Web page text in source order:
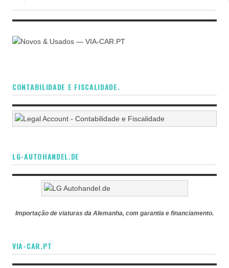
CONTABILIDADE E FISCALIDADE.
LG-AUTOHANDEL.DE
Importação de viaturas da Alemanha, com garantia e financiamento.
VIA-CAR.PT